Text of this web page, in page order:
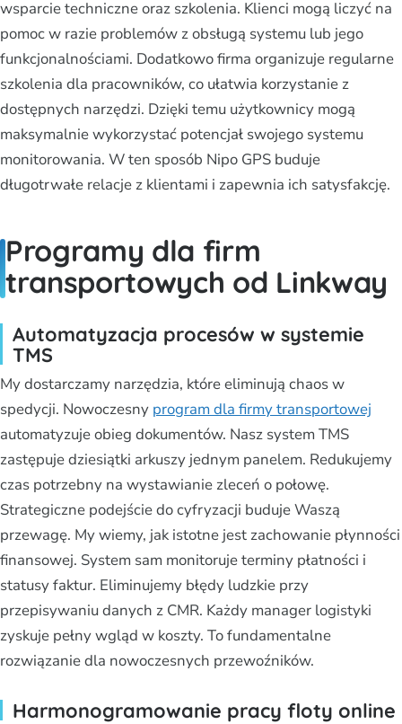
wsparcie techniczne oraz szkolenia. Klienci mogą liczyć na
pomoc w razie problemów z obsługą systemu lub jego
funkcjonalnościami. Dodatkowo firma organizuje regularne
szkolenia dla pracowników, co ułatwia korzystanie z
dostępnych narzędzi. Dzięki temu użytkownicy mogą
maksymalnie wykorzystać potencjał swojego systemu
monitorowania. W ten sposób Nipo GPS buduje
długotrwałe relacje z klientami i zapewnia ich satysfakcję.
Programy dla firm
transportowych od Linkway
Automatyzacja procesów w systemie
TMS
My dostarczamy narzędzia, które eliminują chaos w
spedycji. Nowoczesny program dla firmy transportowej
automatyzuje obieg dokumentów. Nasz system TMS
zastępuje dziesiątki arkuszy jednym panelem. Redukujemy
czas potrzebny na wystawianie zleceń o połowę.
Strategiczne podejście do cyfryzacji buduje Waszą
przewagę. My wiemy, jak istotne jest zachowanie płynności
finansowej. System sam monitoruje terminy płatności i
statusy faktur. Eliminujemy błędy ludzkie przy
przepisywaniu danych z CMR. Każdy manager logistyki
zyskuje pełny wgląd w koszty. To fundamentalne
rozwiązanie dla nowoczesnych przewoźników.
Harmonogramowanie pracy floty online